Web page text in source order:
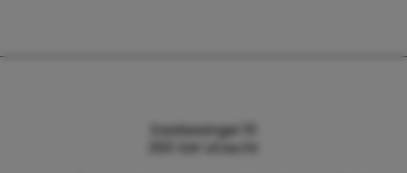
Daalsesingel 51
3511 SW Utrecht